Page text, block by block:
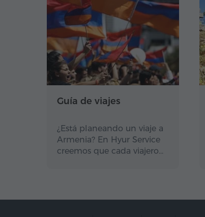
Guía de viajes
¿Está planeando un viaje a
Armenia? En Hyur Service
creemos que cada viajero…